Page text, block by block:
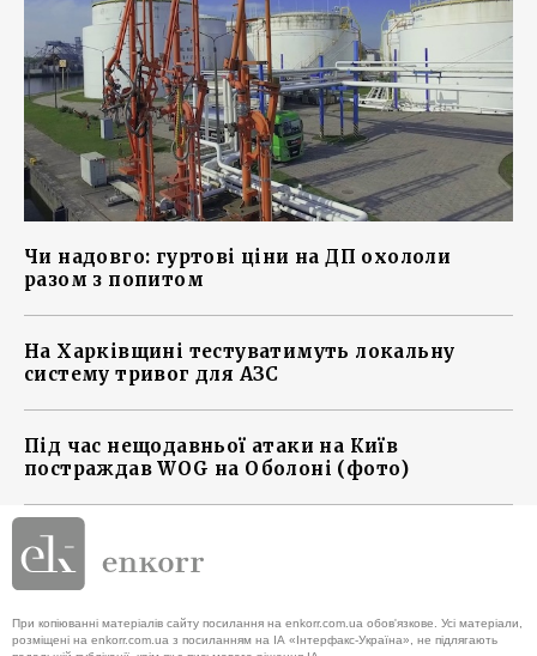
Чи надовго: гуртові ціни на ДП охололи
разом з попитом
На Харківщині тестуватимуть локальну
систему тривог для АЗС
Під час нещодавньої атаки на Київ
постраждав WOG на Оболоні (фото)
При копіюванні матеріалів сайту посилання на enkorr.com.ua обов'язкове. Усі матеріали,
розміщені на enkorr.com.ua з посиланням на ІА «Інтерфакс-Україна», не підлягають